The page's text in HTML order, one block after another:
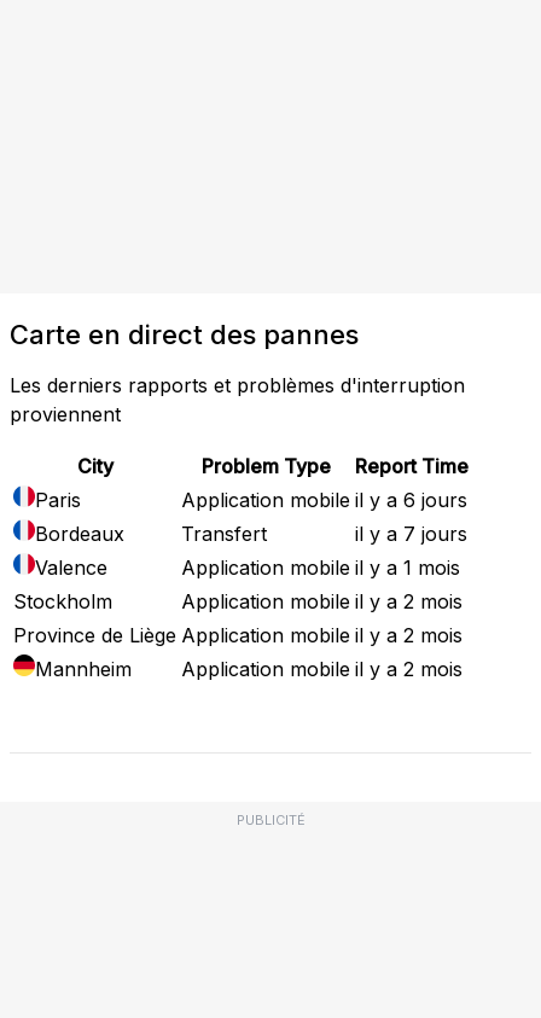
Carte en direct des pannes
Les derniers rapports et problèmes d'interruption
proviennent
City Problem Type
Report Time
Paris
Application mobile il y a 6 jours
Bordeaux
Transfert
il y a 7 jours
Valence
Application mobile il y a 1 mois
Stockholm
Application mobile il y a 2 mois
Province de Liège Application mobile il y a 2 mois
Mannheim
Application mobile il y a 2 mois
PUBLICITÉ